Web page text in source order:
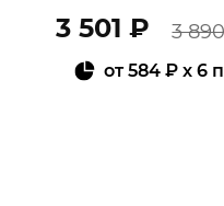
3 501 ₽ 3
от584 ₽ x 6